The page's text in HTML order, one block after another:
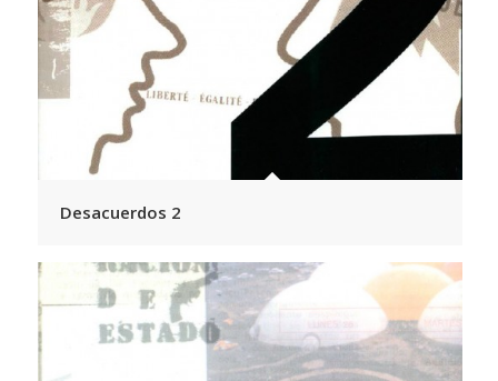
Desacuerdos 2